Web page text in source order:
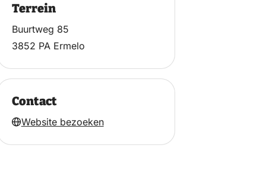
Terrein
Buurtweg 85
3852 PA Ermelo
Contact
Website bezoeken